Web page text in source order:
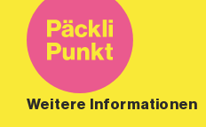
Weitere Informationen